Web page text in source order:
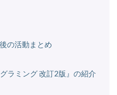
の活動まとめ
ラミング 改訂2版』の紹介